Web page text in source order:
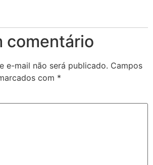
comentário
e-mail não será publicado. Campos
com *